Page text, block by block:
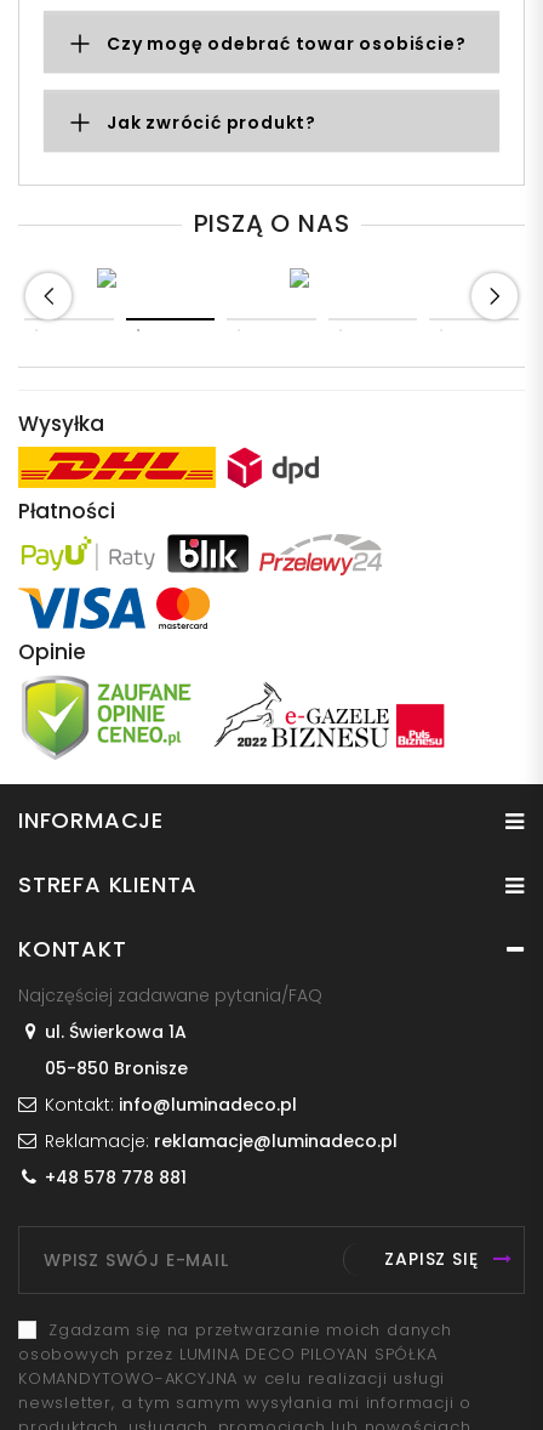
Czy mogę odebrać towar osobiście?
Jak zwrócić produkt?
PISZĄ O NAS
Wysyłka
Płatności
Opinie
INFORMACJE
STREFA KLIENTA
KONTAKT
Najczęściej zadawane pytania/FAQ
ul. Świerkowa 1A
05-850 Bronisze
Kontakt: info@luminadeco.pl
Reklamacje: reklamacje@luminadeco.pl
+48 578 778 881
ZAPISZ SIĘ
Zgadzam się na przetwarzanie moich danych
osobowych przez LUMINA DECO PILOYAN SPÓŁKA
KOMANDYTOWO-AKCYJNA w celu realizacji usługi
newsletter, a tym samym wysyłania mi informacji o